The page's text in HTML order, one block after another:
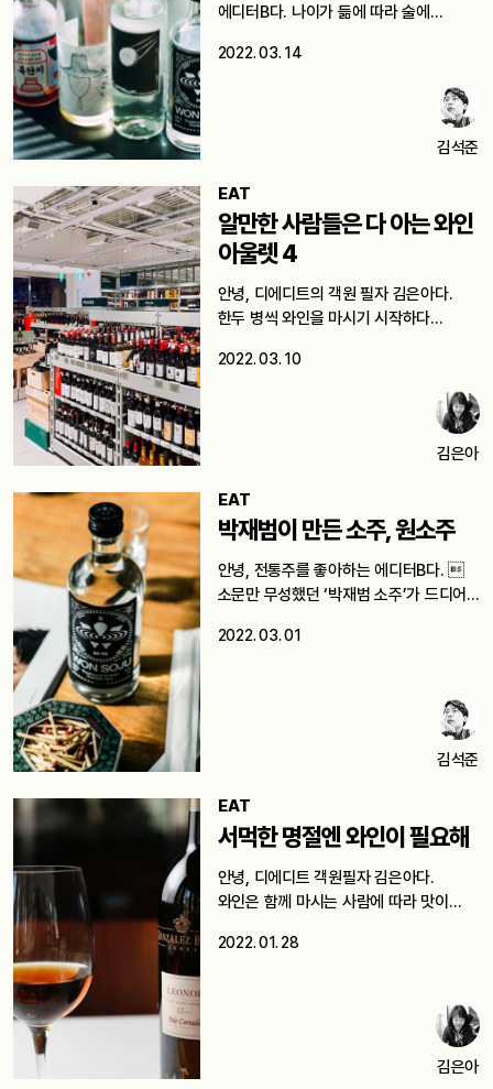
에디터B다. 나이가 듦에 따라 술에…
2022. 03. 14
김석준
EAT
알만한 사람들은 다 아는 와인
아울렛 4
안녕, 디에디트의 객원 필자 김은아다.
한두 병씩 와인을 마시기 시작하다…
2022. 03. 10
김은아
EAT
박재범이 만든 소주, 원소주
안녕, 전통주를 좋아하는 에디터B다. 
소문만 무성했던 ‘박재범 소주’가 드디어
2022. 03. 01
김석준
EAT
서먹한 명절엔 와인이 필요해
안녕, 디에디트 객원필자 김은아다.
와인은 함께 마시는 사람에 따라 맛이…
2022. 01. 28
김은아